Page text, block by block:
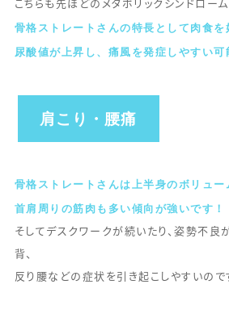
こちらも先ほどのメタボリックシンドロー
骨格ストレートさんの特長として肉食を
尿酸値が上昇し、痛風を発症しやすい可
肩こり・腰痛
骨格ストレートさんは上半身のボリュー
首肩周りの筋肉も多い傾向が強いです！
そしてデスクワークが続いたり、姿勢不良
背、
反り腰などの症状を引き起こしやすいので